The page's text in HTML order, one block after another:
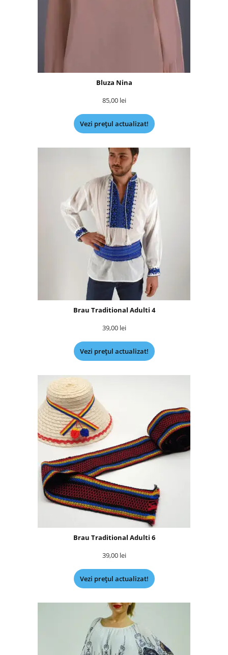
Bluza Nina
85,00 lei
Vezi prețul actualizat!
Brau Traditional Adulti 4
39,00 lei
Vezi prețul actualizat!
Brau Traditional Adulti 6
39,00 lei
Vezi prețul actualizat!